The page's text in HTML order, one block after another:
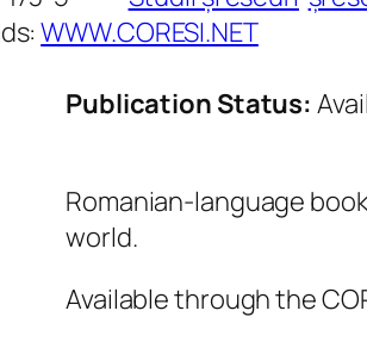
WWW.CORESI.NET
Publication Status:
Romanian-language
world.
Available through the